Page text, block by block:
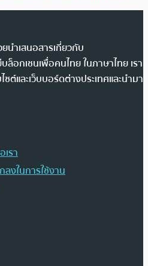
นำเสนอสารเกี่ยวกับ
ล็อกเชนเพื่อคนไทย ในภาษาไทย เรา
ต์และเว็บบอร์ดต่างประเทศและนำมา
รา
งในการใช้งาน